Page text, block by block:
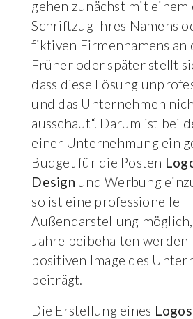
gehen zunächst mit einem
Schriftzug Ihres Namens
fiktiven Firmennamens an
Früher oder später stellt
dass diese Lösung
und das Unternehmen
ausschaut“. Darum ist bei
einer Unternehmung ein
Budget für die Posten
Design und Werbung
so ist eine professionelle
Außendarstellung
Jahre beibehalten werden
positiven Image des
beiträgt.
Die Erstellung eines